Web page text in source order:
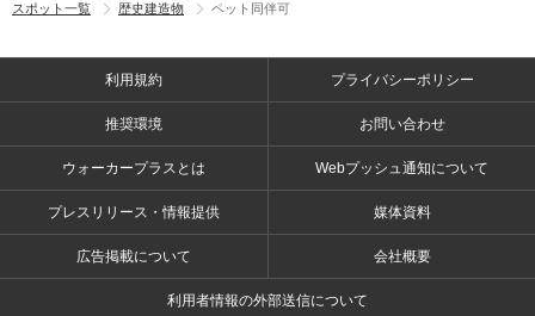
スポット一覧
歴史建造物 ペット同伴可
利用規約 プライバシーポリシー
推奨環境 お問い合わせ
ウォーカープラスとは Webプッシュ通知について
プレスリリース・情報提供 媒体資料
広告掲載について 会社概要
利用者情報の外部送信について